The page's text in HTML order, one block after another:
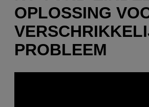
OPLOSSING
PROBLEEM